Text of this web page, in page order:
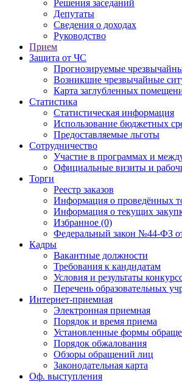
Решения заседаний
Депутаты
Сведения о доходах
Руководство
Прием
Защита от ЧС
Прогнозируемые
Возникшие чрезвычайные
Карта заглубленных
Статистика
Статистическая информация
Использование бюджетных
Предоставляемые льготы
Сотрудничество
Участие в программах и
Официальные визиты и
Торги
Реестр заказов
Информация о проведённых
Информация о текущих
Избранное (0)
Федеральный закон №44-ФЗ
Кадры
Вакантные должности
Требования к кандидатам
Условия и результаты
Перечень образовательных
Интернет-приемная
Электронная приемная
Порядок и время приема
Установленные формы
Порядок обжалования
Обзоры обращений лиц
Законодательная карта
Оф. выступления